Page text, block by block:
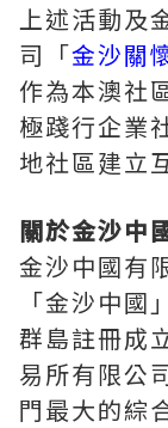
上述活動及
司「金沙關
作為本澳社
極踐行企業
地社區建立
關於金沙中
金沙中國有
「金沙中
群島註冊成
易所有限公
門最大的綜